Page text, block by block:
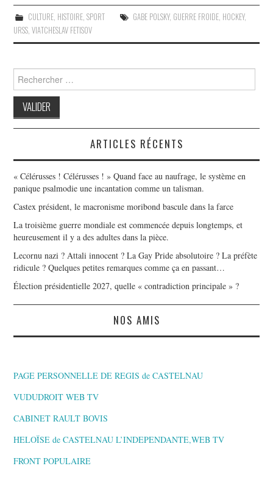
CULTURE, HISTOIRE, SPORT GABE POLSKY, GUERRE FROIDE, HOCKEY,
URSS,VIATCHESLAV FETISOV
Search
for:
ARTICLES RÉCENTS
« Célérusses ! Célérusses ! » Quand face au naufrage, le système en
panique psalmodie une incantation comme un talisman.
Castex président, le macronisme moribond bascule dans la farce
La troisième guerre mondiale est commencée depuis longtemps, et
heureusement il y a des adultes dans la pièce.
Lecornu nazi ? Attali innocent ? La Gay Pride absolutoire ? La préfète
ridicule ? Quelques petites remarques comme ça en passant…
Élection présidentielle 2027, quelle « contradiction principale » ?
NOS AMIS
PAGE PERSONNELLE DE REGIS de CASTELNAU
VUDUDROIT WEB TV
CABINET RAULT BOVIS
HELOÏSE de CASTELNAU L’INDEPENDANTE,WEB TV
FRONT POPULAIRE